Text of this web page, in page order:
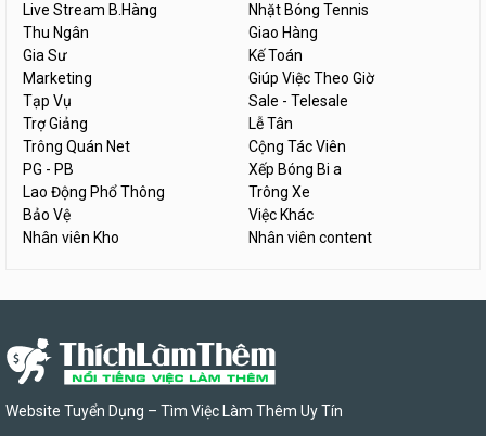
Live Stream B.Hàng
Nhặt Bóng Tennis
Thu Ngân
Giao Hàng
Gia Sư
Kế Toán
Marketing
Giúp Việc Theo Giờ
Tạp Vụ
Sale - Telesale
Trợ Giảng
Lễ Tân
Trông Quán Net
Cộng Tác Viên
PG - PB
Xếp Bóng Bi a
Lao Động Phổ Thông
Trông Xe
Bảo Vệ
Việc Khác
Nhân viên Kho
Nhân viên content
Website Tuyển Dụng – Tìm Việc Làm Thêm Uy Tín